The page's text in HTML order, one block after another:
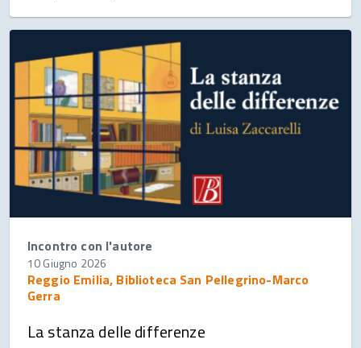
Incontro con l'autore
10 Giugno 2026
Reggio Emilia, Biblioteca San Pellegrino-Marco
Gerra
La stanza delle differenze